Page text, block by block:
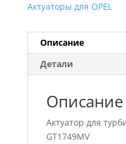
Актуаторы для OPEL
Описание
Детали
Описание
Актуатор для
GT1749MV